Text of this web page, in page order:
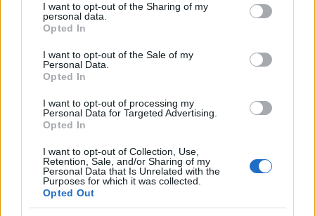
not limited to your visit or usage behaviour. You may click to
grant or deny consent to Google and its third-party tags to
use your data for below specified purposes in below Google
consent section.
I want to opt-out of the Sharing of my
personal data.
Opted In
I want to opt-out of the Sale of my
Personal Data.
Opted In
I want to opt-out of processing my
Personal Data for Targeted Advertising.
Opted In
I want to opt-out of Collection, Use,
Retention, Sale, and/or Sharing of my
Personal Data that Is Unrelated with the
Purposes for which it was collected.
Opted Out